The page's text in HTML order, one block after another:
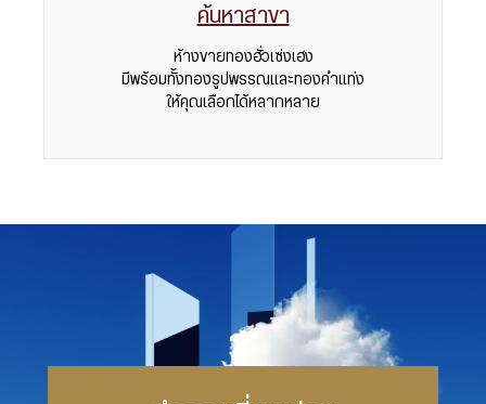
ค้นหาสาขา
ห้างขายทองฮั่วเซ่งเฮง
มีพร้อมทั้งทองรูปพรรณและทองคำแท่ง
ให้คุณเลือกได้หลากหลาย